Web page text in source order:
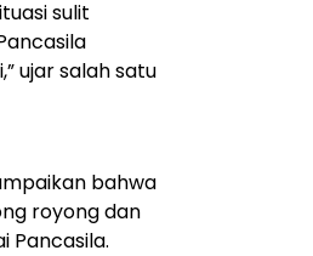
sulit
ujar salah satu
bahwa
royong dan
Pancasila.